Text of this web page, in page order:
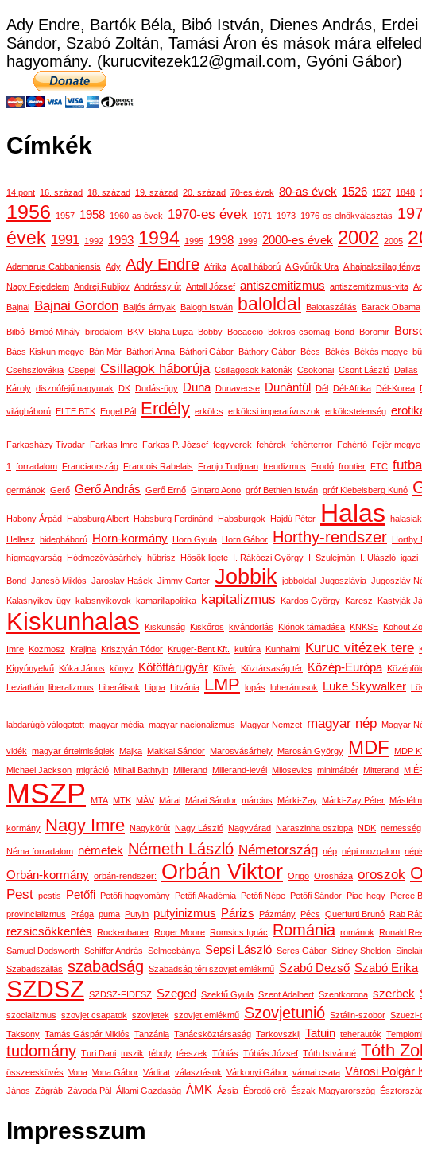
Ady Endre, Bartók Béla, Bibó István, Dienes András,
Sándor, Szabó Zoltán, Tamási Áron és mások mára
hagyomány. (kurucvitezek12@gmail.com, Gyóni Gábor)
Címkék
14 pont 16. század 18. század 19. század 20. század 70-es évek 80-as évek 1526 1527 1848
1956 1957 1958 1960-as évek 1970-es évek 1971 1973 1976-os elnökválasztás
évek 1991 1992 1993 1994 1995 1998 1999 2000-es évek 2002 2005
Ademarus Cabbaniensis Ady Ady Endre Afrika A gall háború A Gyűrűk Ura A hajnalcsillag fénye
Nagy Fejedelem Andrej Rubljov Andrássy út Antall József antiszemitizmus antiszemitizmus-vita
Bajnai Bajnai Gordon Baljós árnyak Balogh István baloldal Balotaszállás Barack Obama
Bilbó Bimbó Mihály birodalom BKV Blaha Lujza Bobby Bocaccio Bokros-csomag Bond Boromir
Bács-Kiskun megye Bán Mór Báthori Anna Báthori Gábor Báthory Gábor Bécs Békés Békés megye
Csehszlovákia Csepel Csillagok háborúja Csillagosok katonák Csokonai Csont László Dallas
Károly disznófejű nagyurak DK Dudás-ügy Duna Dunavecse Dunántúl Dél Dél-Afrika Dél-Korea
világháború ELTE BTK Engel Pál Erdély erkölcs erkölcsi imperatívuszok erkölcstelenség
Farkasházy Tivadar Farkas Imre Farkas P. József fegyverek fehérek fehérterror Fehértó Fejér megye
1 forradalom Franciaország Francois Rabelais Franjo Tudjman freudizmus Frodó frontier FTC
germánok Gerő Gerő András Gerő Ernő Gintaro Aono gróf Bethlen István gróf Klebelsberg Kunó
Habony Árpád Habsburg Albert Habsburg Ferdinánd Habsburgok Hajdú Péter Halas halasiak
Hellasz hidegháború Horn-kormány Horn Gyula Horn Gábor Horthy-rendszer Horthy
hígmagyarság Hódmezővásárhely hübrisz Hősök ligete I. Rákóczi György I. Szulejmán I. Ulászló igazi
Bond Jancsó Miklós Jaroslav Hašek Jimmy Carter Jobbik jobboldal Jugoszlávia Jugoszláv
Kalasnyikov-ügy kalasnyikovok kamarillapolitika kapitalizmus Kardos György Karesz Kastyják
Kiskunhalas Kiskunság Kiskőrös kivándorlás Klónok támadása KNKSE Kohout
Imre Kozmosz Krajina Krisztyán Tódor Kruger-Bent Kft. kultúra Kunhalmi Kuruc vitézek tere
Kígyónyelvű Kóka János könyv Kötöttárugyár Kövér Köztársaság tér Közép-Európa
Leviathán liberalizmus Liberálisok Lippa Litvánia LMP lopás luheránusok Luke Skywalker
labdarúgó válogatott magyar média magyar nacionalizmus Magyar Nemzet magyar nép Magyar
vidék magyar értelmiségiek Majka Makkai Sándor Marosvásárhely Marosán György MDF MDP
Michael Jackson migráció Mihail Bathtyin Millerand Millerand-levél Milosevics minimálbér Mitterand
MSZP MTA MTK MÁV Márai Márai Sándor március Márki-Zay Márki-Zay Péter
kormány Nagy Imre Nagykörút Nagy László Nagyvárad Naraszinha oszlopa NDK nemesség
Néma forradalom németek Németh László Németország nép népi mozgalom
Orbán-kormány orbán-rendszer: Orbán Viktor Origo Orosháza oroszok
Pest pestis Petőfi Petőfi-hagyomány Petőfi Akadémia Petőfi Népe Petőfi Sándor Piac-hegy Pierce
provincializmus Prága puma Putyin putyinizmus Párizs Pázmány Pécs Querfurti Brunó Rab
rezsicsökkentés Rockenbauer Roger Moore Romsics Ignác Románia románok Ronald
Samuel Dodsworth Schiffer András Selmecbánya Sepsi László Seres Gábor Sidney Sheldon
Szabadszállás szabadság Szabadság téri szovjet emlékmű Szabó Dezső Szabó Erika
SZDSZ SZDSZ-FIDESZ Szeged Szekfű Gyula Szent Adalbert Szentkorona szerbek
szocializmus szovjet csapatok szovjetek szovjet emlékmű Szovjetunió Sztálin-szobor Szuezi-
Taksony Tamás Gáspár Miklós Tanzánia Tanácsköztársaság Tarkovszkij Tatuin teherautók
tudomány Turi Dani tuszik téboly téeszek Tóbiás Tóbiás József Tóth Istvánné Tóth
összeesküvés Vona Vona Gábor Vádirat választások Várkonyi Gábor várnai csata Városi Polgár
János Zágráb Závada Pál Állami Gazdaság ÁMK Ázsia Ébredő erő Észak-Magyarország
Impresszum